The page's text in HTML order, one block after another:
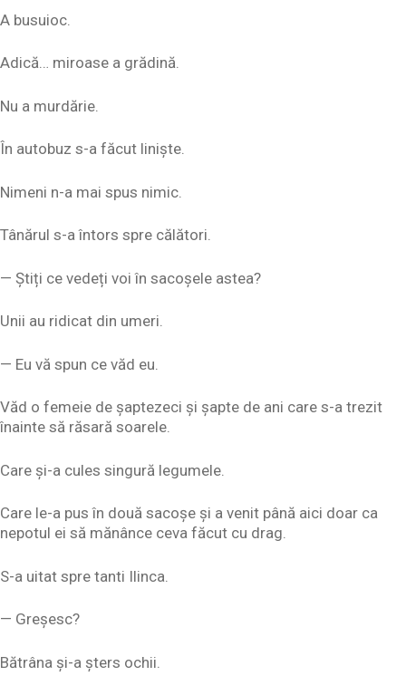
A busuioc.
Adică… miroase a grădină.
Nu a murdărie.
În autobuz s-a făcut liniște.
Nimeni n-a mai spus nimic.
Tânărul s-a întors spre călători.
— Știți ce vedeți voi în sacoșele astea?
Unii au ridicat din umeri.
— Eu vă spun ce văd eu.
Văd o femeie de șaptezeci și șapte de ani care s-a trezit
înainte să răsară soarele.
Care și-a cules singură legumele.
Care le-a pus în două sacoșe și a venit până aici doar ca
nepotul ei să mănânce ceva făcut cu drag.
S-a uitat spre tanti Ilinca.
— Greșesc?
Bătrâna și-a șters ochii.